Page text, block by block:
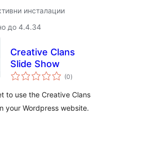
инсталации
до 4.4.34
Creative Clans
Slide Show
(0общо
оценки
)
to use the Creative Clans
your Wordpress website.